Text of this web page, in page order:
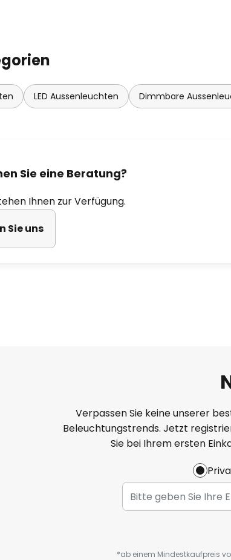
LED Aussenleuchten Dimmbare
Sie eine Beratung?
Ihnen zur Verfügung.
Sie uns
Verpassen Sie keine unserer
Beleuchtungstrends. Jetzt
Sie bei Ihrem ersten
*ab einem Mindestkaufpreis